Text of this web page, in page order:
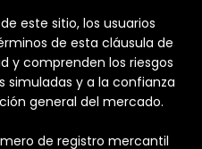
este sitio, los usuarios
de esta cláusula de
y comprenden los riesgos
simuladas y a la confianza
general del mercado.
de registro mercantil
la mejor